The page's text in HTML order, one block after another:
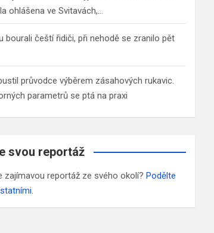
ohlášena ve Svitavách,…
bourali čeští řidiči, při nehodě se zranilo pět
průvodce výběrem zásahových rukavic.
parametrů se ptá na praxi
svou reportáž
zajímavou reportáž ze svého okolí?Podělte
.